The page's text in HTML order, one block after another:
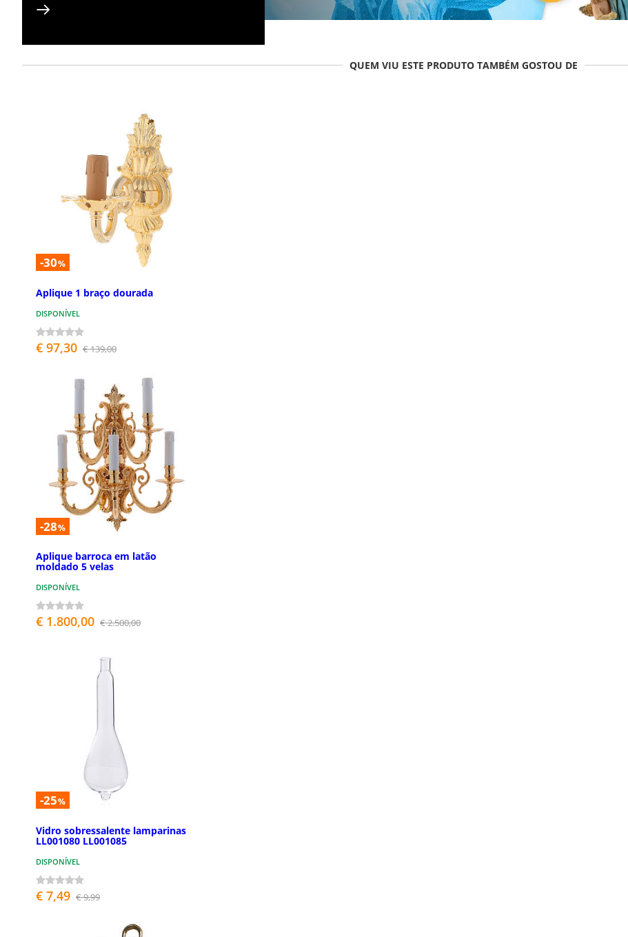
QUEM VIU ESTE PRODUTO TAMBÉM GOSTOU DE
-30%
Aplique 1 braço dourada
DISPONÍVEL
€ 97,30 € 139,00
-28%
Aplique barroca em latão
moldado 5 velas
DISPONÍVEL
€ 1.800,00 € 2.500,00
-25%
Vidro sobressalente lamparinas
LL001080 LL001085
DISPONÍVEL
€ 7,49 € 9,99